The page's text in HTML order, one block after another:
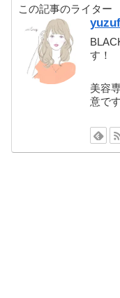
この記事のライター
す！
美容
意で